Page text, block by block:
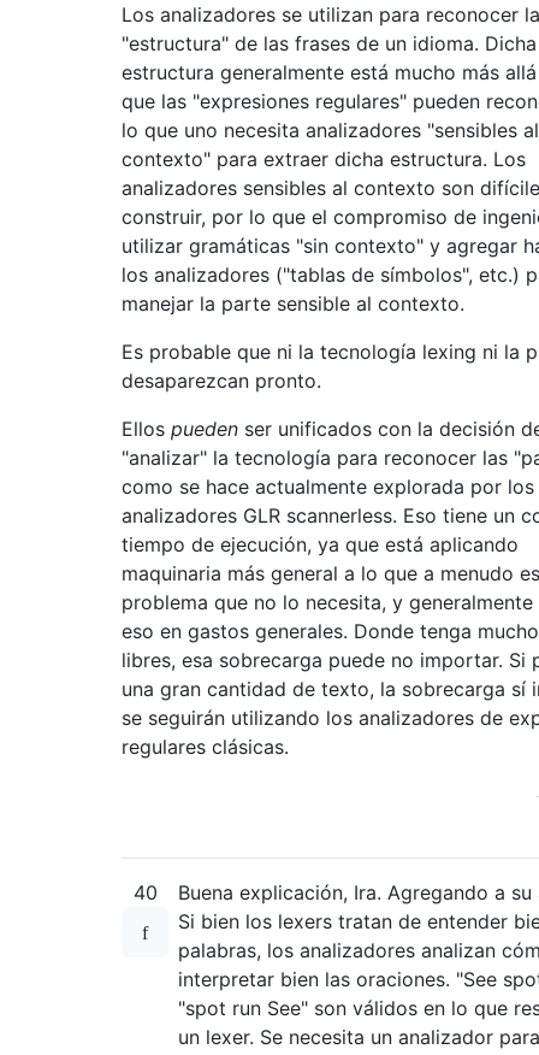
Los analizadores se utilizan para reconocer la
"estructura" de las frases de un idioma. Dicha
estructura generalmente está mucho más
que las "expresiones regulares" pueden
lo que uno necesita analizadores "sensibles al
contexto" para extraer dicha estructura. Los
analizadores sensibles al contexto son
construir, por lo que el compromiso de
utilizar gramáticas "sin contexto" y agregar
los analizadores ("tablas de símbolos", etc.)
manejar la parte sensible al contexto.
Es probable que ni la tecnología lexing ni la
desaparezcan pronto.
Ellos pueden ser unificados con la decisión
"analizar" la tecnología para reconocer las
como se hace actualmente explorada por
analizadores GLR scannerless. Eso tiene un
tiempo de ejecución, ya que está aplicando
maquinaria más general a lo que a menudo
problema que no lo necesita, y generalmente
eso en gastos generales. Donde tenga
libres, esa sobrecarga puede no importar. Si
una gran cantidad de texto, la sobrecarga sí
se seguirán utilizando los analizadores de
regulares clásicas.
40
Buena explicación, Ira. Agregando a su
Si bien los lexers tratan de entender
palabras, los analizadores analizan
interpretar bien las oraciones. "See
"spot run See" son válidos en lo que
un lexer. Se necesita un analizador para